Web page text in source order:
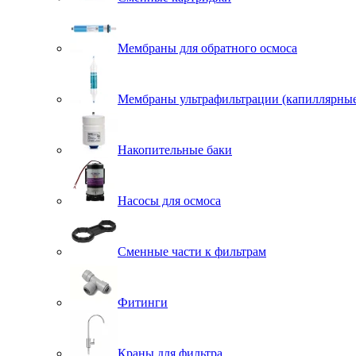
Мембраны для обратного осмоса
Мембраны ультрафильтрации
Накопительные баки
Насосы для осмоса
Сменные части к фильтрам
Фитинги
Краны для фильтра